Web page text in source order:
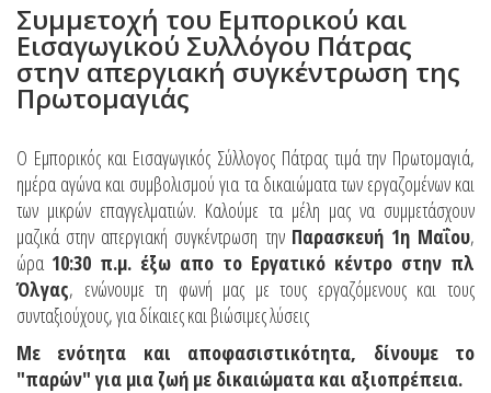
Συμμετοχή του Εμπορικού και
Εισαγωγικού Συλλόγου Πάτρας
στην απεργιακή συγκέντρωση της
Πρωτομαγιάς
Ο Εμπορικός και Εισαγωγικός Σύλλογος Πάτρας τιμά την Πρωτομαγιά,
ημέρα αγώνα και συμβολισμού για τα δικαιώματα των εργαζομένων και
των μικρών επαγγελματιών. Καλούμε τα μέλη μας να συμμετάσχουν
μαζικά στην απεργιακή συγκέντρωση την Παρασκευή 1η Μαΐου,
ώρα 10:30 π.μ. έξω απο το Εργατικό κέντρο στην πλ
Όλγας, ενώνουμε τη φωνή μας με τους εργαζόμενους και τους
συνταξιούχους, για δίκαιες και βιώσιμες λύσεις
Με ενότητα και αποφασιστικότητα, δίνουμε το
"παρών" για μια ζωή με δικαιώματα και αξιοπρέπεια.